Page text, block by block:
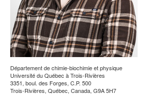
Département de chimie-biochimie et physique
Université du Québec à Trois-Rivières
3351, boul. des Forges, C.P. 500
Trois-Rivières, Québec, Canada, G9A 5H7